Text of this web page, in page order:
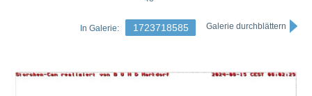
Galerie durchblättern
1723718585
In Galerie: